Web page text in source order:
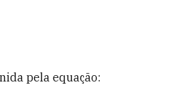
pela equação: